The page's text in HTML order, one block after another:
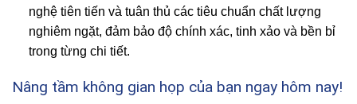
nghệ tiên tiến và tuân thủ các tiêu chuẩn chất lượng
nghiêm ngặt, đảm bảo độ chính xác, tinh xảo và bền bỉ
trong từng chi tiết.
Nâng tầm không gian họp của bạn ngay hôm nay!